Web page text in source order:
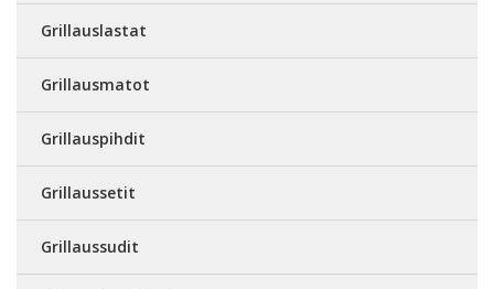
Grillauslastat
Grillausmatot
Grillauspihdit
Grillaussetit
Grillaussudit